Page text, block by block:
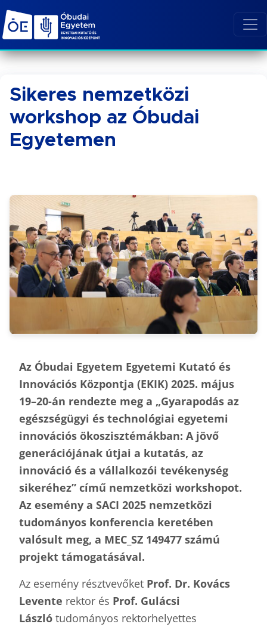
Sikeres nemzetközi
workshop az Óbudai
Egyetemen
Az Óbudai Egyetem Egyetemi Kutató és
Innovációs Központja (EKIK) 2025. május
19–20-án rendezte meg a „Gyarapodás az
egészségügyi és technológiai egyetemi
innovációs ökoszisztémákban: A jövő
generációjának útjai a kutatás, az
innováció és a vállalkozói tevékenység
sikeréhez” című nemzetközi workshopot.
Az esemény a SACI 2025 nemzetközi
tudományos konferencia keretében
valósult meg, a MEC_SZ 149477 számú
projekt támogatásával.
Az esemény résztvevőket Prof. Dr. Kovács
Levente rektor és Prof. Gulácsi
László tudományos rektorhelyettes